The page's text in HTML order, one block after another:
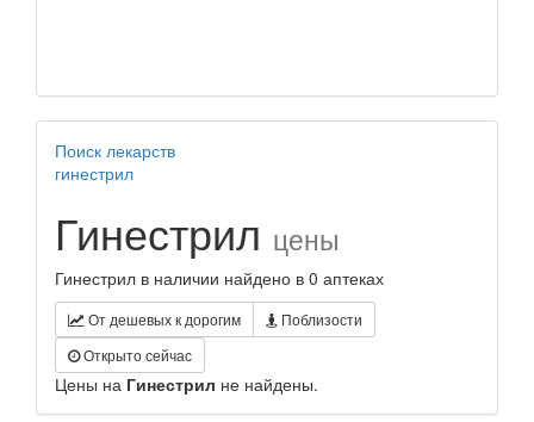
Поиск лекарств
гинестрил
Гинестрил цены
Гинестрил в наличии найдено в 0 аптеках
От дешевых к дорогим
Поблизости
Открыто сейчас
Цены на Гинестрил не найдены.